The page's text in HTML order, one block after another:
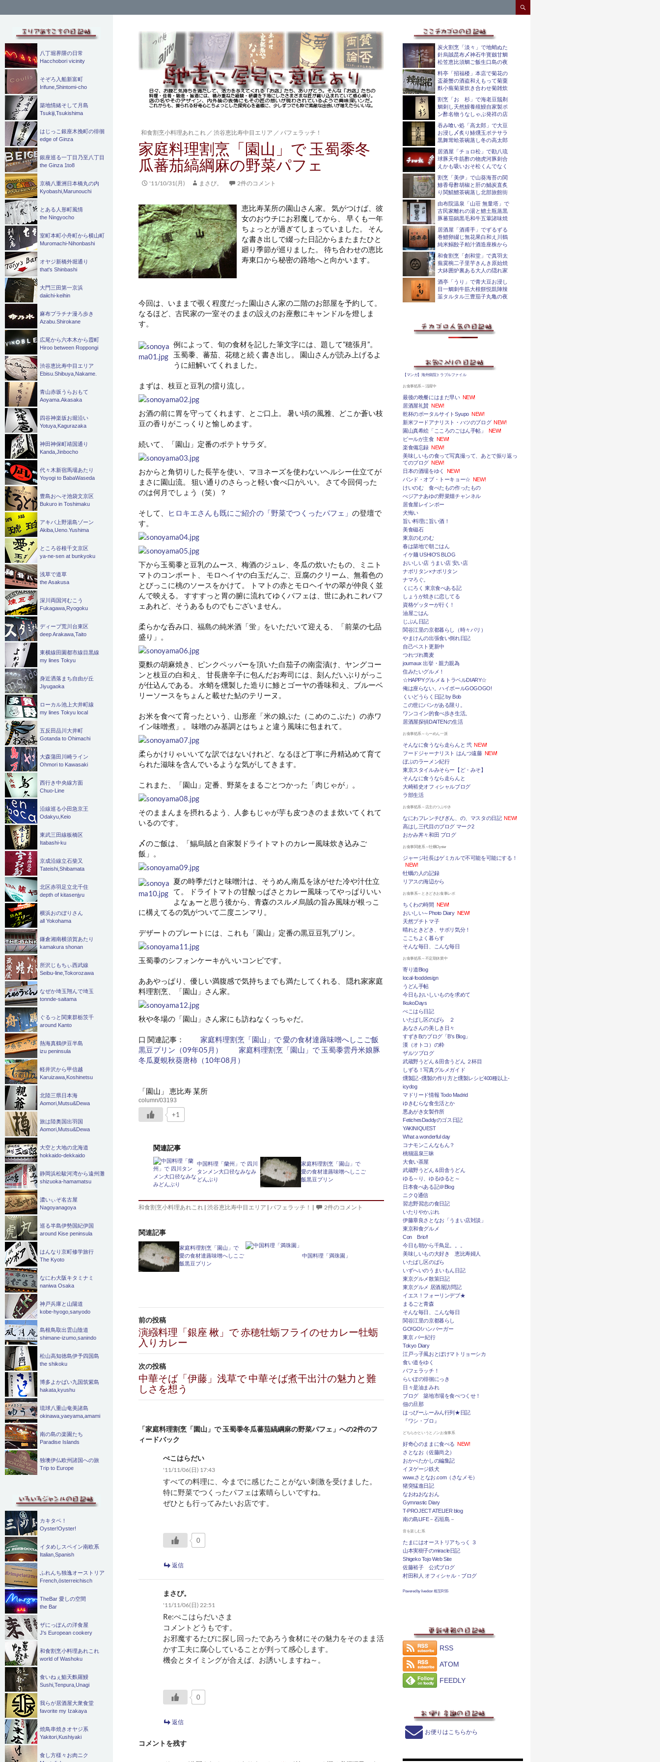
索
和食割烹小料理あれこれ ／渋谷恵比寿中目エリア ／パフェラッチ！
家庭料理割烹「園山」で 玉蜀黍冬
瓜蕃茄縞綱麻の野菜パフェ
'11/10/31(月) まさぴ。 2件のコメント
恵比寿某所の園山さん家。 気がつけば、彼
女のおウチにお邪魔してから、 早くも一年
ちょっとが過ぎてしまっていました。 そん
な書き出しで綴った日記からまたまたひと
廻り季節が巡りました。 待ち合わせの恵比
寿東口から秘密の路地へと向かいます。
今回は、いままで覗く程度だった園山さん家の二階のお部屋を予約して。
なるほど、古民家の一室そのままの設えのお座敷にキャンドルを燈しま
す。
例によって、旬の食材を記した筆文字には、題して”穂張月”。
玉蜀黍、蕃茄、花穂と続く書き出し。 園山さんが読み上げるよ
うに紐解いてくれました。
まずは、枝豆と豆乳の擂り流し。
お酒の前に胃を守ってくれます、とご口上。 暑い頃の風雅、どこか蒼い枝
豆の香りがこっくりと愉しめます。
続いて、「園山」定番のポテトサラダ。
おからと角切りした長芋を使い、マヨネーズを使わないヘルシー仕立てが
まさに園山流。 狙い通りのさらっと軽い食べ口がいい。 さて今回伺った
のは何月でしょう（笑）？
そして、 ヒロキエさんも既にご紹介の「野菜でつくったパフェ」の登壇で
す。
下から玉蜀黍と豆乳のムース、梅酒のジュレ、冬瓜の炊いたもの、ミニト
マトのコンポート、 モロヘイヤの白玉だんご、豆腐のクリーム、無着色の
とびっこに桃のソースをかけて。 トマトの赤とモロヘイヤの翠が仲良く並
んで映える。 すすすっと胃の腑に流れてゆくパフェは、世にあれこれパフ
ェあれど、そうあるものでもございません。
柔らかな呑み口、福島の純米酒「蛍」をいただいて迎える、「前菜の七品
盛り」。
粟麩の胡麻焼き、ピンクペッパーを頂いた白茄子の南蛮漬け、ヤングコー
ンと枝豆の白和え、 甘長唐辛子に包んだお寿司には、刻んだいぶりがっこ
が仕込んである。 水蛸を燻製した造りに鯵とゴーヤの香味和え、ブルーベ
リーソースをちょんと載せた鮎のテリーヌ。
お米を食べて育ったという、山形産「米の娘ぶた（こめのこぶた）の赤ワ
イン味噌煮」。 味噌のみ基調とはちょと違う風味に包まれて。
柔らかけりゃいいてな訳ではないけれど、なるほど丁寧に丹精込めて育て
られた滋味を含んでいるような気がしてきます。
これまた、「園山」定番、野菜をまるごとつかった「肉じゃが」。
そのままんまを摂れるよう、人参もじゃが芋も皮つきのまま炊いてくれて
いるのです。
〆のご飯は、「鯣烏賊と自家製ドライトマトのカレー風味炊き込みご
飯」。
夏の時季だけと味噌汁は、そうめん南瓜を泳がせた冷や汁仕立
て。 ドライトマトの甘酸っぱさとカレー風味ってやっぱりいい
よなぁーと思う後から、青森のスルメ烏賊の旨み風味が根っこ
に構えてるの気がついて二度ニンマリ。
デザートのプレートには、これも「園山」定番の黒豆豆乳プリン。
玉蜀黍のシフォンケーキがいいコンビです。
ああやっぱり、優しい満腹感で気持ちまでも満たしてくれる、 隠れ家家庭
料理割烹、「園山」さん家。
秋や冬場の「園山」さん家にも訪ねなくっちゃだ。
口 関連記事：家庭料理割烹「園山」で 愛の食材達蕗味噌へしこご飯
黒豆プリン（09年05月）
家庭料理割烹「園山」で 玉蜀黍雲丹米娘豚
冬瓜夏蜆秋葵唐柿（10年08月）
「園山」 恵比寿 某所
column/03193
+1
関連記事
中国料理「蘭州」で 四川
タンメン大口径なみなみ
どんぶり
家庭料理割烹「園山」で
愛の食材達蕗味噌へしこご
飯黒豆プリン
和食割烹小料理あれこれ |渋谷恵比寿中目エリア | パフェラッチ！ | 2件のコメント
関連記事
家庭料理割烹「園山」で
愛の食材達蕗味噌へしこご
飯黒豆プリン
中国料理「満珠園」
投
稿
ナ
ビ
ゲ
ー
ョ
前の投稿
演繦料理「銀座 楸」で 赤穂牡蛎フライのせカレー牡蛎
入りカレー
次の投稿
中華そば「伊藤」浅草で 中華そば煮干出汁の魅力と難
しさを想う
「家庭料理割烹「園山」で 玉蜀黍冬瓜蕃茄縞綱麻の野菜パフェ」への2件のフ
ィードバック
ぺこはらだい
'11/11/06(日) 17:43
すべての料理に、今までに感じたことがない刺激を受けました。
特に野菜でつくったパフェは素晴らしいですね。
ぜひとも行ってみたいお店です。
0
返信
まさぴ。
'11/11/06(日) 22:51
Re:ぺこはらだいさま
コメントどうもです。
お邪魔するたびに探し回ったであろう食材にその魅力をそのまま活
かす工夫に腐心していることが判って感心します。
機会とタイミングが合えば、お誘いしますね～。
0
返信
コメントを残す
炭火割烹「淡々」で地蛸ぬた
針烏賊昆布〆神石牛寳劔甘鯛
松笠恵比須鯛ご飯生口島の夜
料亭「招福楼」本店で菊花の
盃菱蟹の酒盗和えもって菊粟
麩小蕪菊菜炊き合わせ菊雑炊
割烹「おゝ杉」で海老豆鬚剃
鯛刺し天然鰻養殖鰻自家製ポ
ン酢名物うなしゃぶ発祥の店
吞み喰い処「高太郎」で大豆
お浸し〆炙り鰆燻玉ポテサラ
黒舞茸蛤茶碗蒸し冬の高太郎
居酒屋「チョロ松」で勘八琉
球豚天牛筋酢の物虎河豚刺合
えかも吸いおそ松くんでなく
割烹「美伊」で山葵海苔の関
鯵香母酢胡椒と肝の鯒炭直炙
り関鯖鱧茶碗蒸し北部旅館街
由布院温泉「山荘 無量塔」で
古民家離れの湯と鱧土瓶蒸黒
豚蕃茄鍋黒毛和牛五葷諸味焼
居酒屋「酒甫手」でずるずる
巻鱧卵綴じ無花果白和え川鶴
純米鰯餃子粕汁酒造座株から
和食割烹「創和堂」で真羽太
蕪霙椀二子里芋きんき原始焼
大鉢囲炉裏ある大人の隠れ家
酒亭「うり」で青大豆お浸し
目一鯛刺牛筋大根餅悦凱陣辣
韮タルタル三豊茄子丸亀の夜
【マンガ】海外病院トラブルファイル
お食事処系～活躍中
最後の晩餐にはまだ早い NEW!
居酒屋礼賛 NEW!
乾杯のポータルサイトSyupo NEW!
新米フードアナリスト・ハツのブログ NEW!
園山真希絵「こころのごはん手帖」
NEW!
ビールが主食 NEW!
楽食備忘録 NEW!
美味しいもの食って写真撮って、あとで振り返っ
てのブログ NEW!
日本の酒場をゆく
NEW!
バンド・オブ・トーキョー☆ NEW!
けいのむ 食べたもの作ったもの
べジアナあゆの野菜畑チャンネル
居食屋レインボー
犬悔い
旨い料理に旨い酒！
美食磁石
東京のむのむ
春は築地で朝ごはん
イケ麺 USHIO'S BLOG
おいしい店 うまい店 安い店
ナポリタン×ナポリタン
ナマろぐ。
くにろく 東京食べある記
しょうが焼きに恋してる
資格ゲッターが行く！
油屋ごはん
じぶん日記
関谷江里の京都暮らし（時々パリ）
やまけんの出張食い倒れ日記
自己ベスト更新中
つれづれ蕎麦
journaux 出挙・親力親為
住みたいグルメ！
☆HAPPYグルメ＆トラベルDIARY☆
俺は座らない。ハイボールGOGOGO!
くいどうらく日記 by Bob
この世にパンがある限り。
ワンコイン的食べ歩き生活。
居酒屋探偵DAITENの生活
お食事処系～らーめん一派
そんなに食うなら走らんと 弐 NEW!
フードジャーナリスト はんつ遠藤 NEW!
ぼぶのラーメン紀行
東京スタイルみそらー【ど・みそ】
そんなに食うなら走らんと
大崎裕史オフィシャルブログ
ラ部生活
お食事処系～店主のつぶやき
なにわフレンチびぎん、の、マスタの日記 NEW!
高はし三代目のブログ マーク2
おかみ丼々和田 ブログ
お食事関連系～牡蠣Oyster
ジャージ社長はゲミカルで不可能を可能にする！
NEW!
牡蠣の人の記録
リアスの海辺から
お食事系～ときどきお食事レポ
ちくわの時間 NEW!
おいしい～Photo Diary NEW!
天然プチトマ子
晴れときどき、サボリ気分！
ここちよく暮らす
そんな毎日、こんな毎日
お食事処系～不定期休業中
寄り道Blog
local-fooddesign
うどん手帖
今日もおいしいものを求めて
IkukoDays
ぺこはら日記
いたばし区のばら ２
あなさんの美しき日々
すずきBのブログ「B's Blog」
漢（オトコ）の粋
ザルツブログ
武蔵野うどん＆田舎うどん ２杯目
しずる！写真グルメガイド
燻製記 -燻製の作り方と燻製レシピ400種以上-
icydog
マドリード情報 Todo Madrid
ゆきむらな食生活とか
悪あがき女製作所
FetichesDaddyのゴス日記
YAKINIQUEST
What a wonderful day
コナモンこんなもん？
桃猫温泉三昧
大食い茶屋
武蔵野うどん＆田舎うどん
ゆる～り、ゆるゆると～
日本食べある記＠Blog
ニクＱ通信
習志野習志の食日記
いたりやかぶれ
伊藤章良さとなお「うまい店対談」
東京和食グルメ
Con Brio!!
今日も朝から千鳥足。。。
美味しいもの大好き 恵比寿婦人
いたばし区のばら
いずへいのうまいもん日記
東京グルメ散策日記
東京グルメ 居酒屋訪問記
イエス！フォーリンデブ★
まるごと青森
そんな毎日、こんな毎日
関谷江里の京都暮らし
GO!GO!ハンバーガー
東京 バー紀行
Tokyo Diary
江戸っ子風おとぼけマトリョーシカ
食い道をゆく
パフェラッチ！
らいぽの徘徊にっき
日々是油まみれ
ブログ 築地市場を食べつくせ！
佃の旦那
はっぴーふーみん行列★日記
『ワシ・ブロ』
どちらかというとノンお食事系
好奇心のままに食べる NEW!
さとなお（佐藤尚之）
おかべたかしの編集記
イヌゲージ鉄犬
www.さとなお.com（さなメモ）
猪突猛進日記
なおねおなおん
Gymnastic Diary
T-PROJECT ATELIER blog
南の島LIFE－石垣島－
音を楽しむ系
たまにはオーストリアちっく ３
山本実樹子のmiracle日記
Shigeko Tojo Web Site
佐藤裕子 公式ブログ
村田和人 オフィシャル・ブログ
Powered by livedoor 相互RSS
RSS
ATOM
FEEDLY
お便りはこちらから
八丁堀界隈の日常
Hacchobori vicinity
そぞろ入船新富町
Irifune,Shintomi-cho
築地情緒そして月島
Tsukiji,Tsukishima
はじっこ銀座木挽町の徘徊
edge of Ginza
銀座巡る一丁目乃至八丁目
the Ginza 1to8
京橋八重洲日本橋丸の内
Kyobashi,Marunouchi
とある人形町風情
the Ningyocho
室町本町小舟町から横山町
Muromachi-Nihonbashi
オヤジ新橋外堀通り
that's Shinbashi
大門三田第一京浜
daiichi-keihin
麻布プラチナ漫ろ歩き
Azabu.Shirokane
広尾から六本木から霞町
Hiroo between Roppongi
渋谷恵比寿中目エリア
Ebisu.Shibuya,Nakame.
青山赤坂うらおもて
Aoyama.Akasaka
四谷神楽坂お堀沿い
Yotuya,Kagurazaka
神田神保町靖国通り
Kanda,Jinbocho
代々木新宿馬場あたり
Yoyogi to BabaWaseda
豊島おへそ池袋文京区
Bukuro in Toshimaku
アキバ上野湯島ゾーン
Akiba,Ueno.Yushima
ところ谷根千文京区
ya-ne-sen at bunkyoku
浅草で道草
the Asakusa
深川両国河むこう
Fukagawa,Ryogoku
ディープ荒川台東区
deep Arakawa,Taito
東横線田園都市線目黒線
my lines Tokyu
身近洒落まち自由が丘
Jiyugaoka
ローカル池上大井町線
my lines Tokyu local
五反田品川大井町
Gotanda to Ohimachi
大森蒲田川崎ライン
Ohmori to Kawasaki
西行き中央線方面
Chuo-Line
沿線巡る小田急京王
Odakyu,Keio
東武三田線板橋区
Itabashi-ku
京成沿線立石柴又
Tateishi,Shibamata
北区赤羽足立北千住
depth of kitasenjyu
横浜おのぼりさん
all Yokohama
鎌倉湘南横須賀あたり
kamakura shonan
所沢じもちぃ西武線
Seibu-line,Tokorozawa
なぜか埼玉翔んで埼玉
tonnde-saitama
ぐるっと関東群栃茨千
around Kanto
熱海真鶴伊豆半島
izu peninsula
軽井沢から甲信越
Karuizawa,Koshinetsu
北陸三県日本海
Aomori,Mutsu&Dewa
旅は陸奥国出羽国
Aomori,Mutsu&Dewa
大空と大地の北海道
hokkaido-dekkaido
静岡浜松駿河湾から遠州灘
shizuoka-hamamatsu
濃いぃぞ名古屋
Nagoyanagoya
巡る半島伊勢国紀伊国
around Kise peninsula
はんなり京町修学旅行
The Kyoto
なにわ大阪キタミナミ
naniwa Osaka
神戸兵庫と山陽道
kobe-hyogo,sanyodo
島根鳥取出雲山陰道
shimane-izumo,sanindo
松山高知徳島伊予四国島
the shikoku
博多よかばい九国筑紫島
hakata,kyushu
琉球八重山奄美諸島
okinawa,yaeyama,amami
南の島の楽園たち
Paradise Islands
独墺伊仏欧州諸国への旅
Trip to Europe
カキタベ！
Oyster!Oyster!
イタめしスペイン南欧系
Italian,Spanish
ふれんち独逸オーストリア
French,österreichisch
TheBar 愛しの空間
the Bar
ザにっぽんの洋食屋
J's European cookery
和食割烹小料理あれこれ
world of Washoku
食いねぇ鮨天麩羅鰻
Sushi,Tenpura,Unagi
我らが居酒屋大衆食堂
favorite my Izakaya
焼鳥串焼きオヤジ系
Yakitori,Kushiyaki
食し方様々お肉ニク